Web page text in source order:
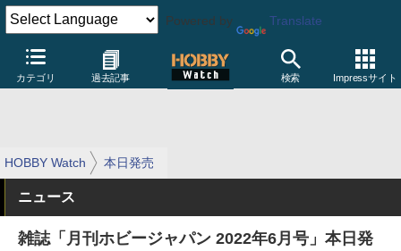
Powered by Translate
カテゴリ 過去記事 検索 Impressサイト
HOBBY Watch 本日発売
ニュース
雑誌「月刊ホビージャパン 2022年6月号」本日発